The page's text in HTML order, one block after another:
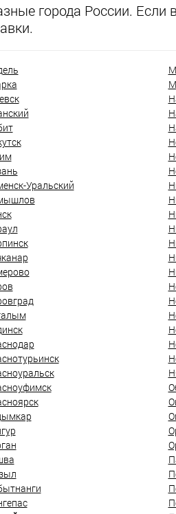
города России. Если
Уральский